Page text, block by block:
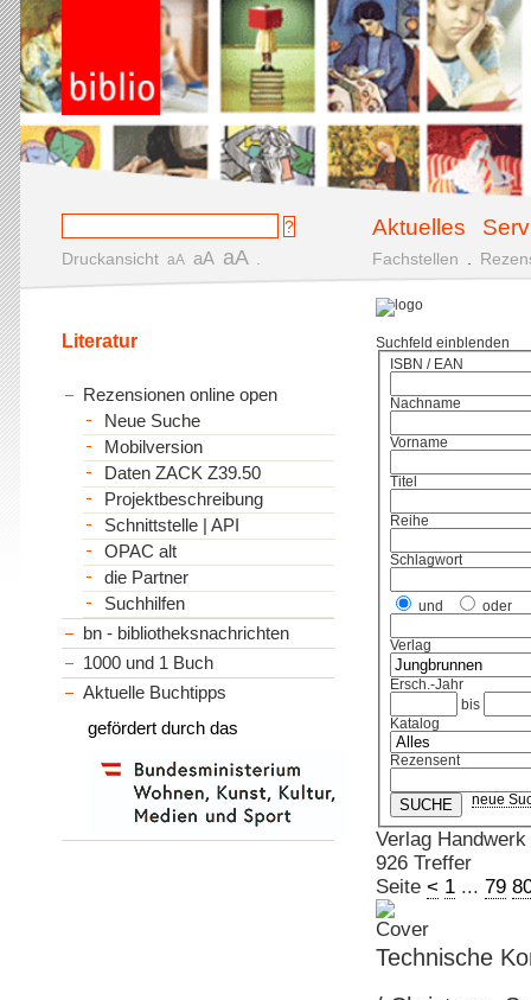
Aktuelles
Druckansicht aA aA aA Fachstellen
Suchfeld einblenden
ISBN / EAN
Nachname
Vorname
Titel
Reihe
Schlagwort
und oder
Verlag
Ersch.-Jahr
bis
Katalog
Rezensent
neue
Verlag
926 Treffer
Seite < 1... 79
Technische
Literatur
Rezensionen online open
Neue Suche
Mobilversion
Daten ZACK Z39.50
Projektbeschreibung
Schnittstelle | API
OPAC alt
die Partner
Suchhilfen
bn - bibliotheksnachrichten
1000 und 1 Buch
Aktuelle Buchtipps
gefördert durch das